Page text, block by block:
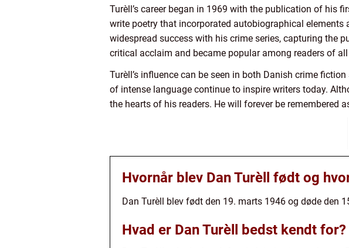
Turèll’s career began in 1969 with the publication of his
write poetry that incorporated autobiographical elements
widespread success with his crime series, capturing the
critical acclaim and became popular among readers of all
Turèll’s influence can be seen in both Danish crime
of intense language continue to inspire writers today.
the hearts of his readers. He will forever be
Hvornår blev Dan Turèll født og
Dan Turèll blev født den 19. marts 1946 og døde den
Hvad er Dan Turèll bedst kendt for?